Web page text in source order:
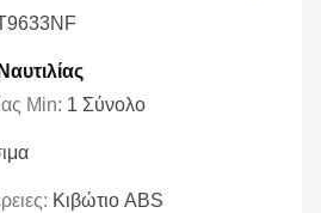
Min: 1 Σύνολο
Κιβώτιο ABS